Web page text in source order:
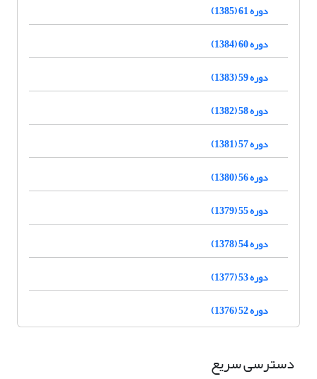
دوره 61 (1385)
دوره 60 (1384)
دوره 59 (1383)
دوره 58 (1382)
دوره 57 (1381)
دوره 56 (1380)
دوره 55 (1379)
دوره 54 (1378)
دوره 53 (1377)
دوره 52 (1376)
دسترسی سریع